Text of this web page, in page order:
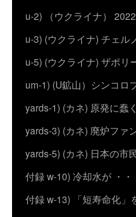
u-2) （ウクライナ）
u-3) (ウクライナ) チェル
u-5) (ウクライナ) ザポリ
um-1) (U鉱山）シンコロ
yards-1) (カネ) 原発に蠢
yards-3) (カネ) 廃炉ファ
yards-5) (カネ) 日本の市
付録 w-10) 冷却水が ・
付録 w-13) 「短寿命化